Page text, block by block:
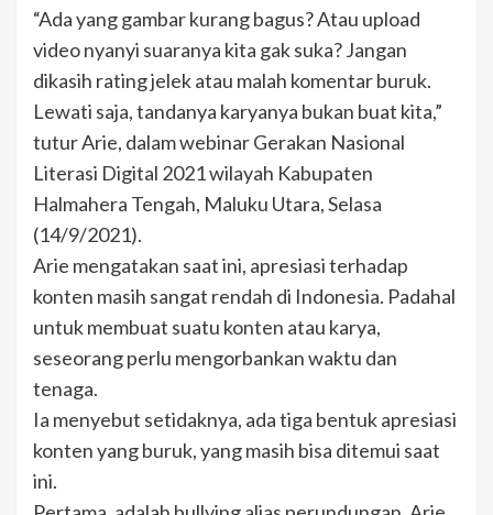
“Ada yang gambar kurang bagus? Atau upload
video nyanyi suaranya kita gak suka? Jangan
dikasih rating jelek atau malah komentar buruk.
Lewati saja, tandanya karyanya bukan buat kita,”
tutur Arie, dalam webinar Gerakan Nasional
Literasi Digital 2021 wilayah Kabupaten
Halmahera Tengah, Maluku Utara, Selasa
(14/9/2021).
Arie mengatakan saat ini, apresiasi terhadap
konten masih sangat rendah di Indonesia. Padahal
untuk membuat suatu konten atau karya,
seseorang perlu mengorbankan waktu dan
tenaga.
Ia menyebut setidaknya, ada tiga bentuk apresiasi
konten yang buruk, yang masih bisa ditemui saat
ini.